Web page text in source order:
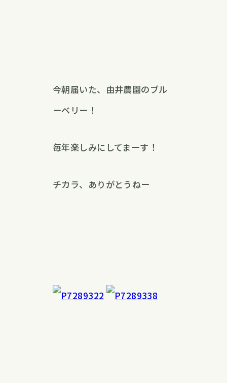
今朝届いた、由井農園のブル
ーベリー！
毎年楽しみにしてまーす！
チカラ、ありがとうねー